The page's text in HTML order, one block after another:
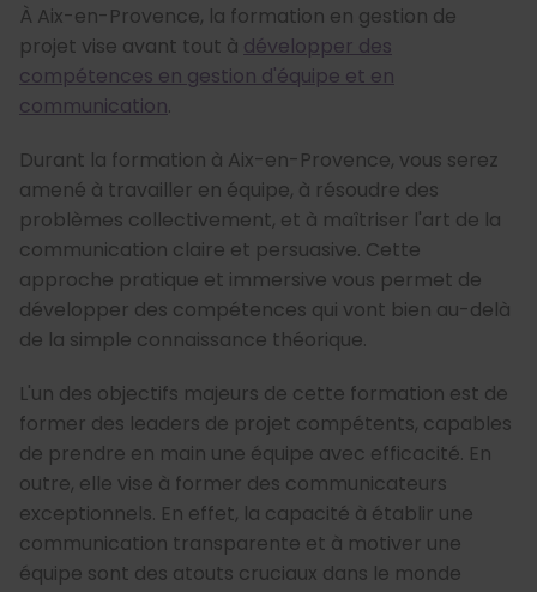
À Aix-en-Provence, la formation en gestion de
projet vise avant tout à développer des
compétences en gestion d'équipe et en
communication.
Durant la formation à Aix-en-Provence, vous serez
amené à travailler en équipe, à résoudre des
problèmes collectivement, et à maîtriser l'art de la
communication claire et persuasive. Cette
approche pratique et immersive vous permet de
développer des compétences qui vont bien au-delà
de la simple connaissance théorique.
L'un des objectifs majeurs de cette formation est de
former des leaders de projet compétents, capables
de prendre en main une équipe avec efficacité. En
outre, elle vise à former des communicateurs
exceptionnels. En effet, la capacité à établir une
communication transparente et à motiver une
équipe sont des atouts cruciaux dans le monde